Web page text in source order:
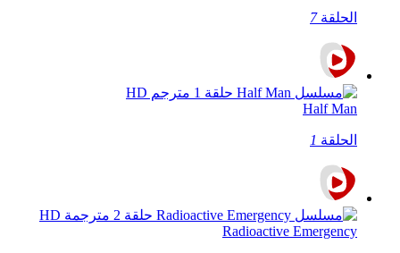
الحلقة7
Half Man
الحلقة 1
Radioactive Emergency